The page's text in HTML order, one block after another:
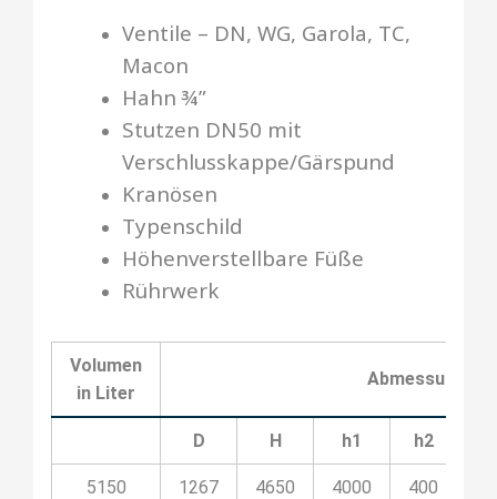
Ventile – DN, WG, Garola, TC,
Macon
Hahn ¾”
Stutzen DN50 mit
Verschlusskappe/Gärspund
Kranösen
Typenschild
Höhenverstellbare Füße
Rührwerk
Volumen
in Liter
Abmessungen
D H h1 h2
5150 1267 4650 4000 400